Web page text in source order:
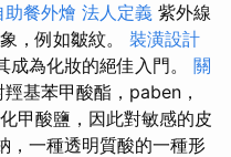
助餐外燴 法人定義 紫外線
，例如皺紋。 裝潢設計
成為化妝的絕佳入門。 關
基苯甲酸酯，paben，
甲酸鹽，因此對敏感的皮
，一種透明質酸的一種形